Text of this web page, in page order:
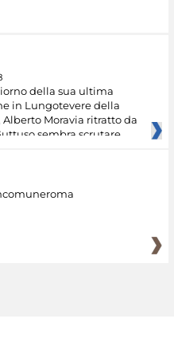
della sua ultima
in Lungotevere della
Alberto Moravia ritratto da
sembra scrutare